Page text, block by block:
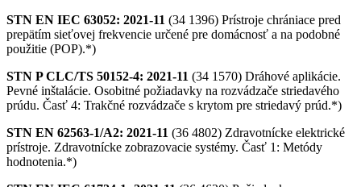
STN EN IEC 63052: 2021-11 (34 1396) Prístroje chrániace pred
prepätím sieťovej frekvencie určené pre domácnosť a na podobné
použitie (POP).*)
STN P CLC/TS 50152-4: 2021-11 (34 1570) Dráhové aplikácie.
Pevné inštalácie. Osobitné požiadavky na rozvádzače striedavého
prúdu. Časť 4: Trakčné rozvádzače s krytom pre striedavý prúd.*)
STN EN 62563-1/A2: 2021-11 (36 4802) Zdravotnícke elektrické
prístroje. Zdravotnícke zobrazovacie systémy. Časť 1: Metódy
hodnotenia.*)